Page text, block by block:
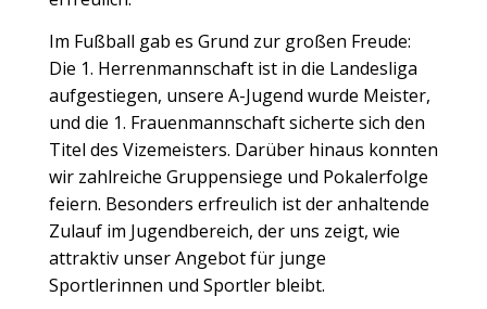
Im Fußball gab es Grund zur großen Freude:
Die 1. Herrenmannschaft ist in die Landesliga
aufgestiegen, unsere A-Jugend wurde Meister,
und die 1. Frauenmannschaft sicherte sich den
Titel des Vizemeisters. Darüber hinaus konnten
wir zahlreiche Gruppensiege und Pokalerfolge
feiern. Besonders erfreulich ist der anhaltende
Zulauf im Jugendbereich, der uns zeigt, wie
attraktiv unser Angebot für junge
Sportlerinnen und Sportler bleibt.